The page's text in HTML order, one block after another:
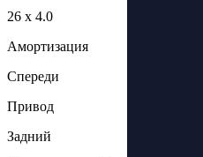
26 х 4.0
Амортизация
Спереди
Привод
Задний